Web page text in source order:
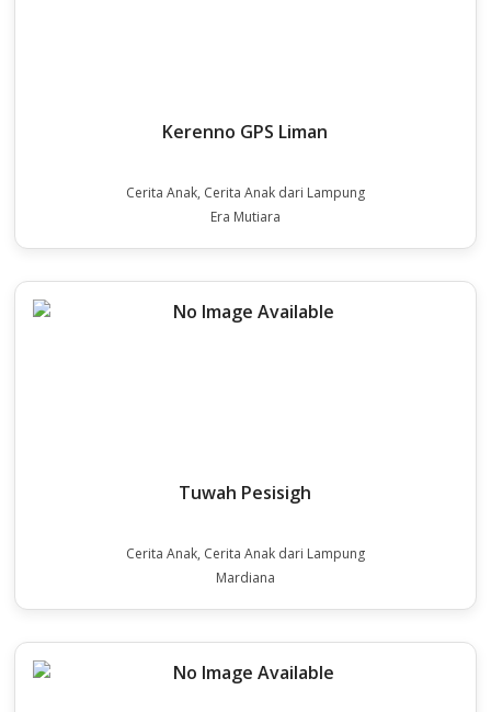
Kerenno GPS Liman
Cerita Anak, Cerita Anak dari Lampung
Era Mutiara
Tuwah Pesisigh
Cerita Anak, Cerita Anak dari Lampung
Mardiana